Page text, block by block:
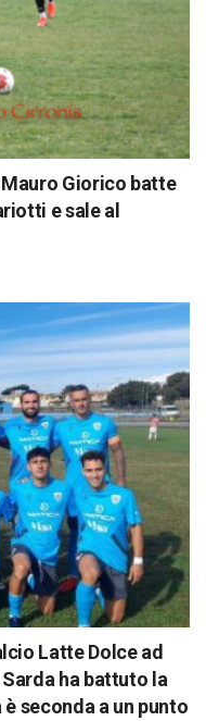
Giorico batte
e sale al
Latte Dolce ad
ha battuto la
seconda a un punto